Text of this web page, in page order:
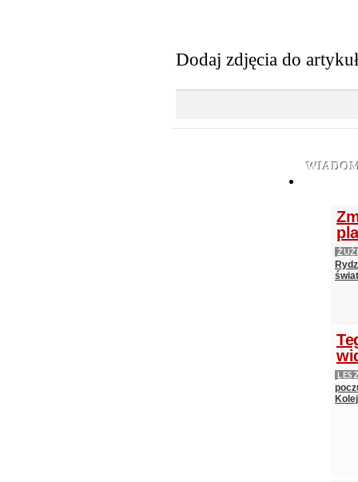
Dodaj zdjęcia do